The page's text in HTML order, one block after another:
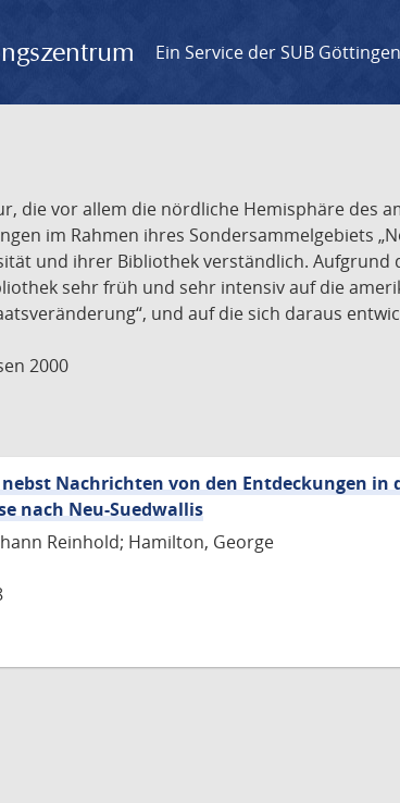
Ein Service der SUB Göttingen
die vor allem die nördliche Hemisphäre des
im Rahmen ihres Sondersammelgebiets
und ihrer Bibliothek verständlich.
sehr früh und sehr intensiv auf die
und auf die sich daraus
2000
Nachrichten von den Entdeckungen in
nach Neu-Suedwallis
Reinhold; Hamilton, George